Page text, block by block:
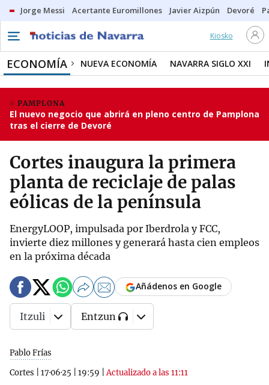
Jorge Messi Acertante Euromillones Javier Aizpún Devoré
Kiosko
ECONOMÍA NUEVA ECONOMÍA NAVARRA SIGLO XXI
PAMPLONA
El nuevo negocio que abrirá en pleno centro de Pamplona
tras el cierre de Devoré
Cortes inaugura la primera
planta de reciclaje de palas
eólicas de la península
EnergyLOOP, impulsada por Iberdrola y FCC,
invierte diez millones y generará hasta cien empleos
en la próxima década
Pablo Frías
Cortes
17·06·25 19:59 |Actualizado a las 11:11
Añádenos en Google
Itzuli Entzun